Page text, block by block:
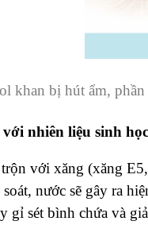
khan bị hút ẩm,
nhiên liệu sinh học
với xăng (xăng
nước sẽ gây ra
gỉ sét bình chứa và